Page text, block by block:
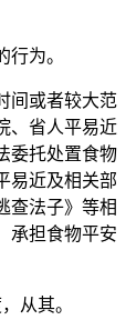
为。
间或者较大范
、省人平易近
委托处置食物
易近及相关部
查法子》等相
承担食物平安
从其。